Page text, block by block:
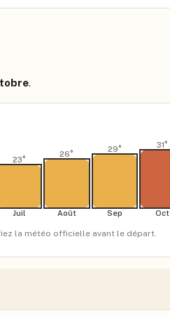
.
23°
Juil
26°
Août
29°
Sep
31°
Oct
la météo officielle avant le départ.